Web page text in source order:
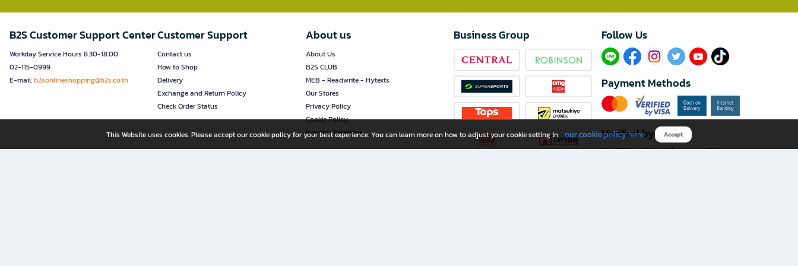
B2S Customer Support Center
Workday Service Hours 8.30-18.00
02-115-0999
E-mail:b2sonlineshopping@b2s.co.th
Customer Support
Contact us
How to Shop
Delivery
Exchange and Return Policy
Check Order Status
About us
About Us
B2S CLUB
MEB - Readwrite - Hytexts
Our Stores
Privacy Policy
Cookie Policy
Investor Relations
Business Group Follow Us​
Payment Methods
Verified by
This Website uses cookies. Please accept our cookie policy for your best experience. You can learn more on how to adjust your cookie setting in our cookie policy here Accept